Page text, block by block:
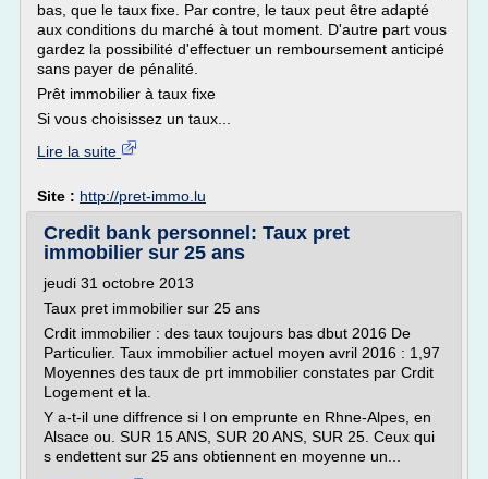
bas, que le taux fixe. Par contre, le taux peut être adapté
aux conditions du marché à tout moment. D'autre part vous
gardez la possibilité d'effectuer un remboursement anticipé
sans payer de pénalité.
Prêt immobilier à taux fixe
Si vous choisissez un taux...
Lire la suite
Site : http://pret-immo.lu
Credit bank personnel: Taux pret
immobilier sur 25 ans
jeudi 31 octobre 2013
Taux pret immobilier sur 25 ans
Crdit immobilier : des taux toujours bas dbut 2016 De
Particulier. Taux immobilier actuel moyen avril 2016 : 1,97
Moyennes des taux de prt immobilier constates par Crdit
Logement et la.
Y a-t-il une diffrence si l on emprunte en Rhne-Alpes, en
Alsace ou. SUR 15 ANS, SUR 20 ANS, SUR 25. Ceux qui
s endettent sur 25 ans obtiennent en moyenne un...